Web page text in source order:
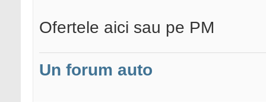
Ofertele aici sau pe PM
Un forum auto